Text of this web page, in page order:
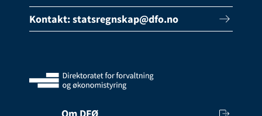
Kontakt:statsregnskap@dfo.no
Om DFØ